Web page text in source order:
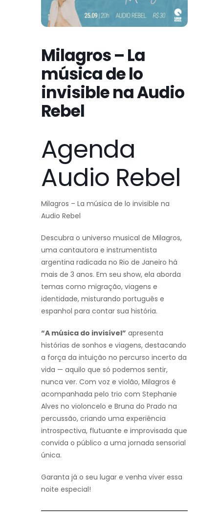
Milagros – La
música de lo
invisible na Audio
Rebel
Agenda
Audio Rebel
Milagros – La música de lo invisible na
Audio Rebel
Descubra o universo musical de Milagros,
uma cantautora e instrumentista
argentina radicada no Rio de Janeiro há
mais de 3 anos. Em seu show, ela aborda
temas como migração, viagens e
identidade, misturando português e
espanhol para contar sua história.
“A música do invisível” apresenta
histórias de sonhos e viagens, destacando
a força da intuição no percurso incerto da
vida — aquilo que só podemos sentir,
nunca ver. Com voz e violão, Milagros é
acompanhada pelo trio com Stephanie
Alves no violoncelo e Bruna do Prado na
percussão, criando uma experiência
introspectiva, flutuante e improvisada que
convida o público a uma jornada sensorial
única.
Garanta já o seu lugar e venha viver essa
noite especial!